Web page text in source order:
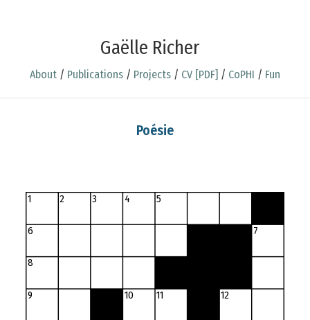
Gaëlle Richer
About / Publications / Projects / CV [PDF] / CoPHI / Fun
Poésie
1 2 3 4 5
6 7
8
9 10 11 12